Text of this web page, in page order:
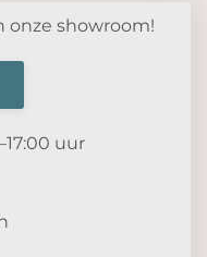
onze showroom!
uur